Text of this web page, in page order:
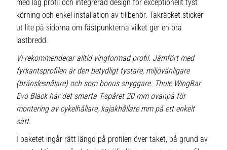
med låg profil och integrerad design för exceptionellt tyst
körning och enkel installation av tillbehör. Takräcket sticker
ut lite på sidorna om fästpunkterna vilket ger en bra
lastbredd.
Vi rekommenderar alltid vingformad profil. Jämfört med
fyrkantsprofilen är den betydligt tystare, miljövänligare
(bränslesnålare) och som bonus snyggare. Thule WingBar
Evo Black har det smarta T-spåret 20 mm ovanpå för
montering av cykelhållare, kajakhållare mm på ett enkelt
sätt.
I paketet ingår rätt längd på profilen över taket, på grund av